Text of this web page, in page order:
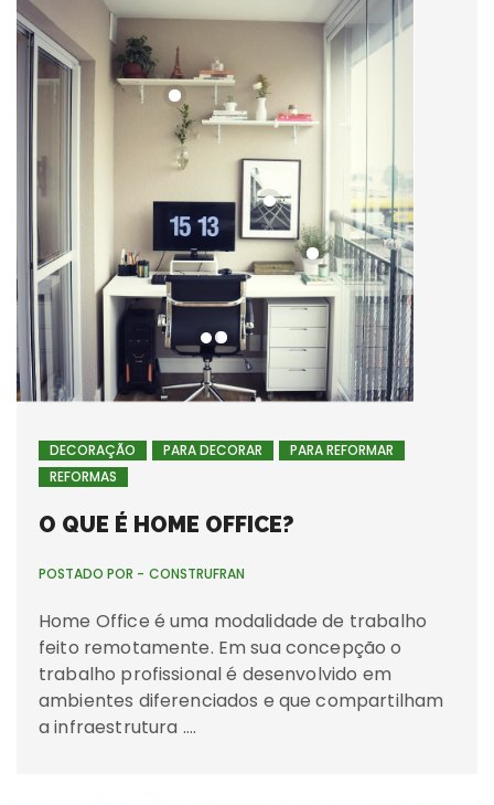
DECORAÇÃO PARA DECORAR
PARA REFORMAR
REFORMAS
O QUE É HOME OFFICE?
POSTADO POR - CONSTRUFRAN
Home Office é uma modalidade de trabalho
feito remotamente. Em sua concepção o
trabalho profissional é desenvolvido em
ambientes diferenciados e que compartilham
a infraestrutura ….